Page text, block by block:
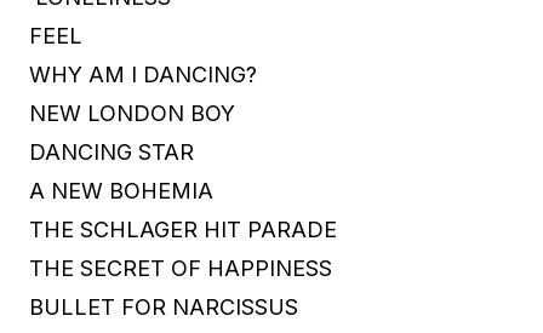
FEEL
WHY AM I DANCING?
NEW LONDON BOY
DANCING STAR
A NEW BOHEMIA
THE SCHLAGER HIT PARADE
THE SECRET OF HAPPINESS
BULLET FOR NARCISSUS